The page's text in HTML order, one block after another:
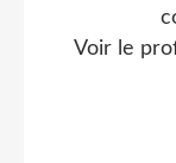
Voir le